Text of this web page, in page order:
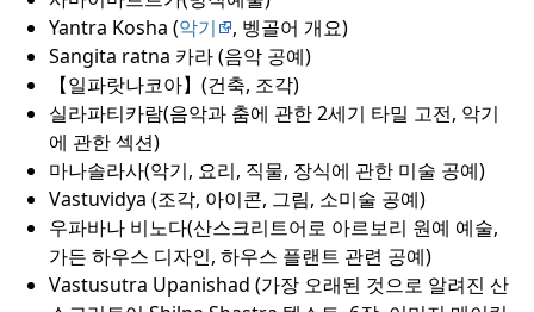
Yantra Kosha (악기
, 벵골어 개요)
Sangita ratna 카라 (음악 공예)
【일파랏나코아】(건축, 조각)
실라파티카람(음악과 춤에 관한 2세기 타밀 고전, 악기
에 관한 섹션)
마나솔라사(악기, 요리, 직물, 장식에 관한 미술 공예)
Vastuvidya (조각, 아이콘, 그림, 소미술 공예)
우파바나 비노다(산스크리트어로 아르보리 원예 예술,
가든 하우스 디자인, 하우스 플랜트 관련 공예)
Vastusutra Upanishad (가장 오래된 것으로 알려진 산